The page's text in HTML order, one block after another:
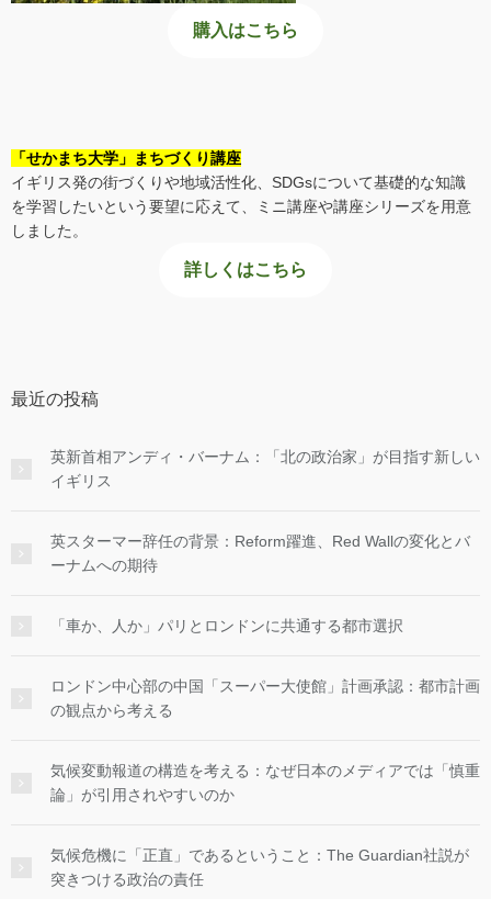
購入はこちら
「せかまち大学」まちづくり講座
イギリス発の街づくりや地域活性化、SDGsについて基礎的な知識
を学習したいという要望に応えて、ミニ講座や講座シリーズを用意
しました。
詳しくはこちら
最近の投稿
英新首相アンディ・バーナム：「北の政治家」が目指す新しい
イギリス
英スターマー辞任の背景：Reform躍進、Red Wallの変化とバ
ーナムへの期待
「車か、人か」パリとロンドンに共通する都市選択
ロンドン中心部の中国「スーパー大使館」計画承認：都市計画
の観点から考える
気候変動報道の構造を考える：なぜ日本のメディアでは「慎重
論」が引用されやすいのか
気候危機に「正直」であるということ：The Guardian社説が
突きつける政治の責任